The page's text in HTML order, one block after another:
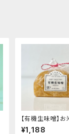
【有機生味噌】
豆の甘味と旨味
¥1,188